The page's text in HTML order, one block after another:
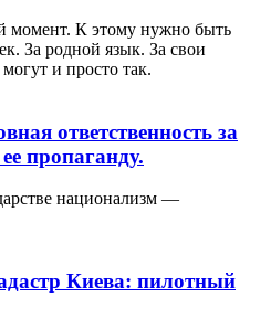
момент. К этому нужно быть
За родной язык. За свои
и просто так.
ответственность за
пропаганду.
национализм —
Киева: пилотный